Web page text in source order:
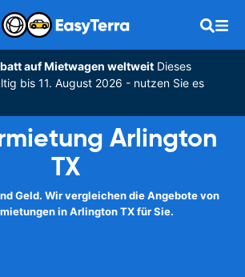
auf Mietwagen weltweitDieses
bis 11. August 2026 - nutzen Sie es
Arlington
TX
Geld. Wir vergleichen die Angebote von
in Arlington TX für Sie.